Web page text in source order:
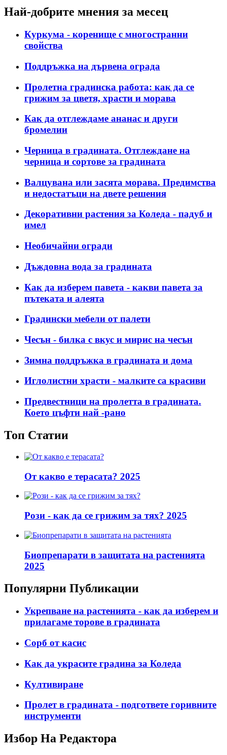
Най-добрите мнения за месец
Куркума - коренище с многостранни
свойства
Поддръжка на дървена ограда
Пролетна градинска работа: как да се
грижим за цветя, храсти и морава
Как да отглеждаме ананас и други
бромелии
Черница в градината. Отглеждане на
черница и сортове за градината
Валцувана или засята морава. Предимства
и недостатъци на двете решения
Декоративни растения за Коледа - падуб и
имел
Необичайни огради
Дъждовна вода за градината
Как да изберем павета - какви павета за
пътеката и алеята
Градински мебели от палети
Чесън - билка с вкус и мирис на чесън
Зимна поддръжка в градината и дома
Иглолистни храсти - малките са красиви
Предвестници на пролетта в градината.
Което цъфти най -рано
Топ Статии
От какво е терасата? 2025
Рози - как да се грижим за тях? 2025
Биопрепарати в защитата на растенията
2025
Популярни Публикации
Укрепване на растенията - как да изберем и
прилагаме торове в градината
Сорб от касис
Как да украсите градина за Коледа
Култивиране
Пролет в градината - подгответе горивните
инструменти
Избор На Редактора